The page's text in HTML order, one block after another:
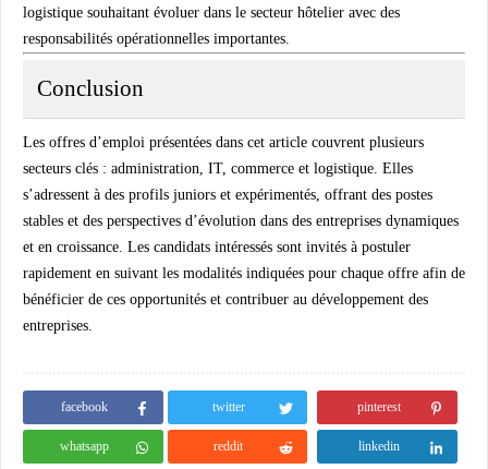
logistique souhaitant évoluer dans le secteur hôtelier avec des
responsabilités opérationnelles importantes.
Conclusion
Les offres d’emploi présentées dans cet article couvrent plusieurs
secteurs clés : administration, IT, commerce et logistique. Elles
s’adressent à des profils juniors et expérimentés, offrant des postes
stables et des perspectives d’évolution dans des entreprises dynamiques
et en croissance. Les candidats intéressés sont invités à postuler
rapidement en suivant les modalités indiquées pour chaque offre afin de
bénéficier de ces opportunités et contribuer au développement des
entreprises.
facebook twitter pinterest
whatsapp reddit linkedin